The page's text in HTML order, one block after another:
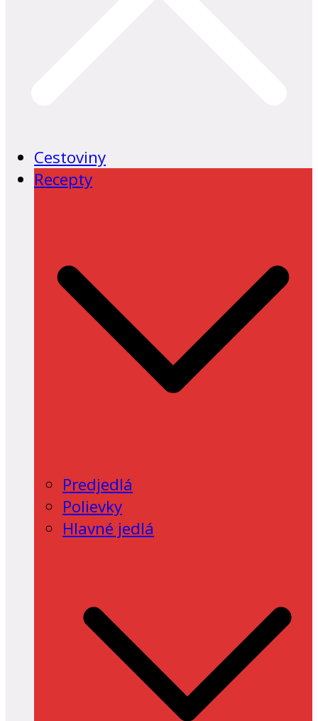
Cestoviny
Recepty
Predjedlá
Polievky
Hlavné jedlá